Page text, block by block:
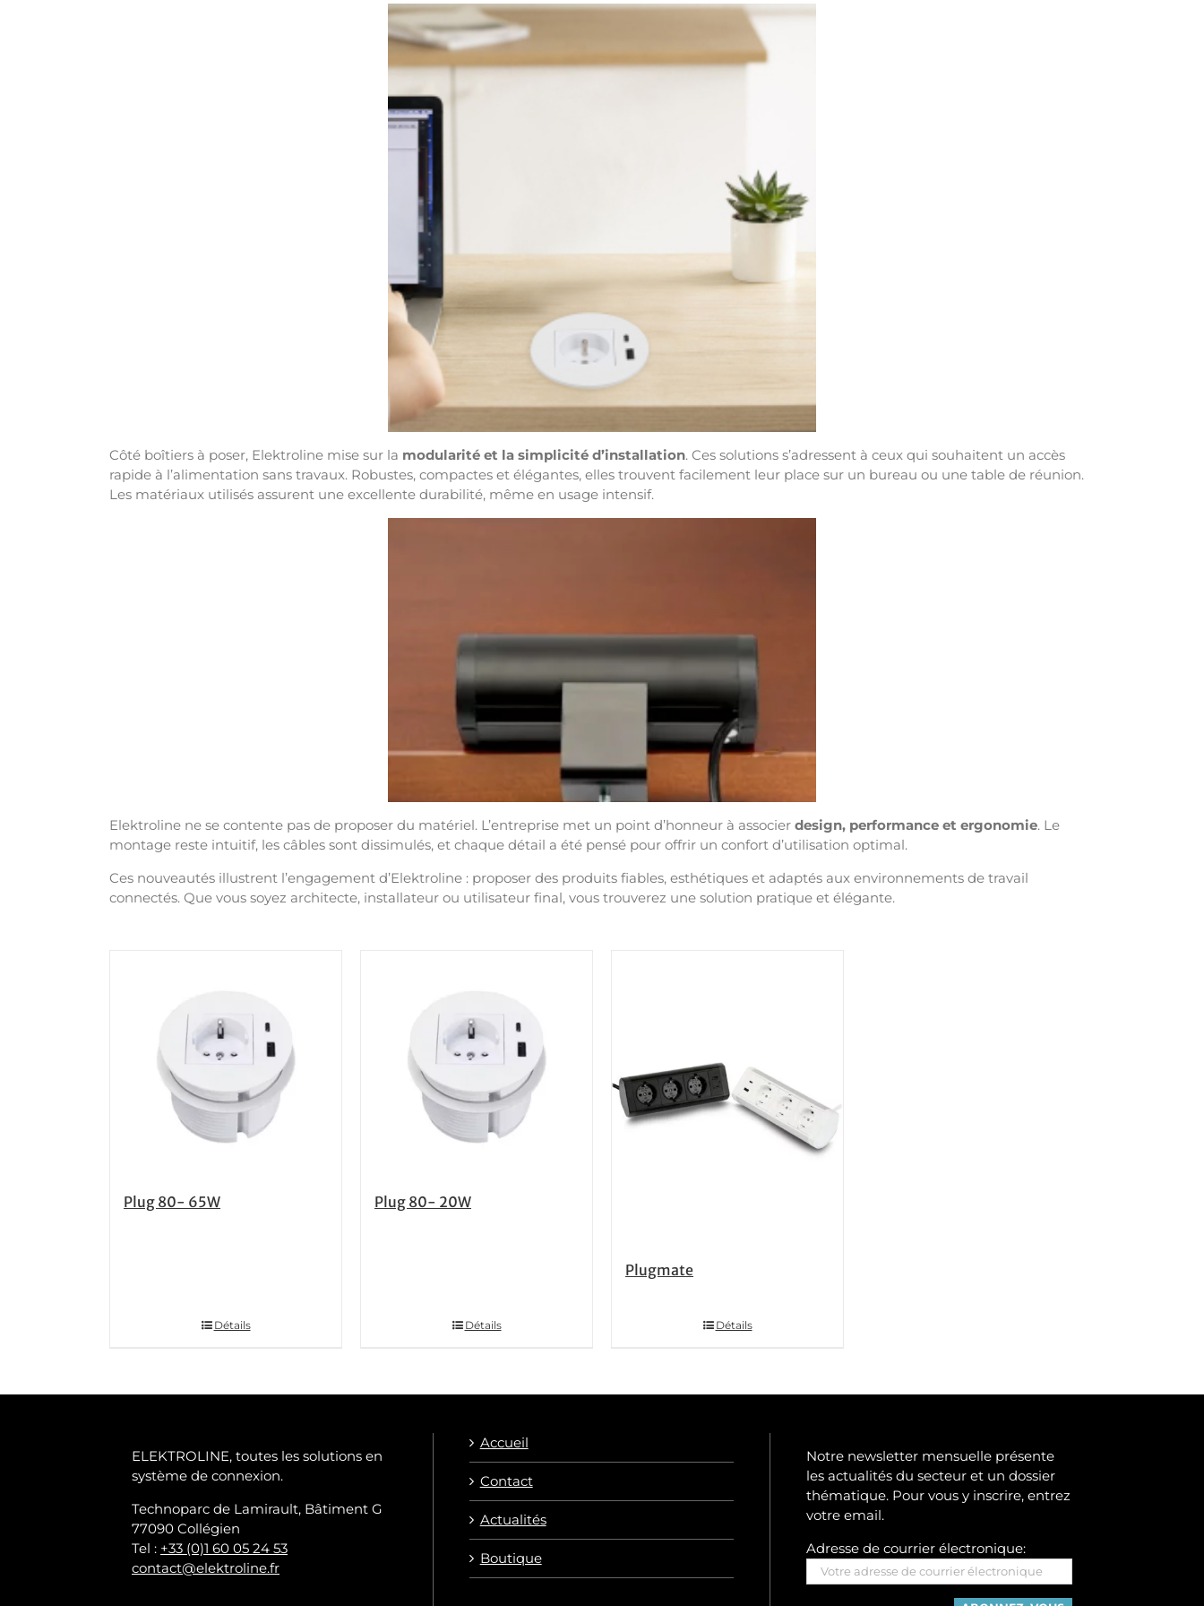
Côté boîtiers à poser, Elektroline mise sur la modularité et la simplicité d’installation. Ces solutions s’adressent à ceux qui souhaitent un accès
rapide à l’alimentation sans travaux. Robustes, compactes et élégantes, elles trouvent facilement leur place sur un bureau ou une table de réunion.
Les matériaux utilisés assurent une excellente durabilité, même en usage intensif.
Elektroline ne se contente pas de proposer du matériel. L’entreprise met un point d’honneur à associer design, performance et ergonomie. Le
montage reste intuitif, les câbles sont dissimulés, et chaque détail a été pensé pour offrir un confort d’utilisation optimal.
Ces nouveautés illustrent l’engagement d’Elektroline : proposer des produits fiables, esthétiques et adaptés aux environnements de travail
connectés. Que vous soyez architecte, installateur ou utilisateur final, vous trouverez une solution pratique et élégante.
Plug 80- 65W
Détails
Plug 80- 20W
Détails
Plugmate
Détails
ELEKTROLINE, toutes les solutions en
système de connexion.
Technoparc de Lamirault, Bâtiment G
77090 Collégien
Tel : +33 (0)1 60 05 24 53
contact@elektroline.fr
Accueil
Contact
Actualités
Boutique
Notre newsletter mensuelle présente
les actualités du secteur et un dossier
thématique. Pour vous y inscrire, entrez
votre email.
Adresse de courrier électronique: